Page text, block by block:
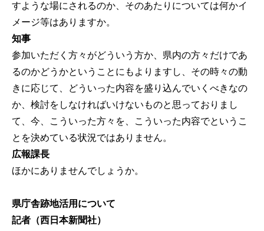
すような場にされるのか、そのあたりについては何かイ
メージ等はありますか。
知事
参加いただく方々がどういう方か、県内の方々だけであ
るのかどうかということにもよりますし、その時々の動
きに応じて、どういった内容を盛り込んでいくべきなの
か、検討をしなければいけないものと思っておりまし
て、今、こういった方々を、こういった内容でというこ
とを決めている状況ではありません。
広報課長
ほかにありませんでしょうか。
県庁舎跡地活用について
記者（西日本新聞社）